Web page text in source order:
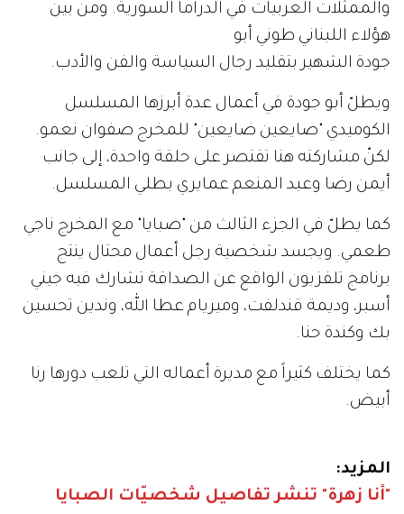
والممثلات العربيات في الدراما السورية. ومن بين
هؤلاء اللبناني طوني أبو
جودة الشهير بتقليد رجال السياسة والفن والأدب.
ويطلّ أبو جودة في أعمال عدة أبرزها المسلسل
الكوميدي "صايعين ضايعين" للمخرج صفوان نعمو.
لكنّ مشاركته هنا تقتصر على حلقة واحدة، إلى جانب
أيمن رضا وعبد المنعم عمايري بطلي المسلسل.
كما يطلّ في الجزء الثالث من "صبايا" مع المخرج ناجي
طعمي. ويجسد شخصية رجل أعمال محتال ينتج
برنامج تلفزيون الواقع عن الصداقة تشارك فيه جيني
أسبر، وديمة قندلفت، وميريام عطا الله، وندين تحسين
بك وكندة حنا.
كما يختلف كثيراً مع مديرة أعماله التي تلعب دورها رنا
أبيض.
المزيد:
"أنا زهرة" تنشر تفاصيل شخصيّات الصبايا